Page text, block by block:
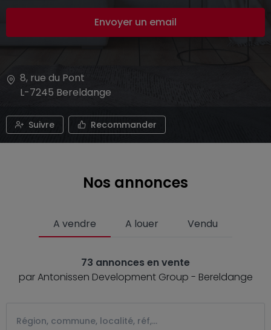
Envoyer un email
8, rue du Pont
L-7245 Bereldange
Suivre Recommander
Nos annonces
A vendre A louer Vendu
73 annonces en vente
par Antonissen Development Group - Bereldange